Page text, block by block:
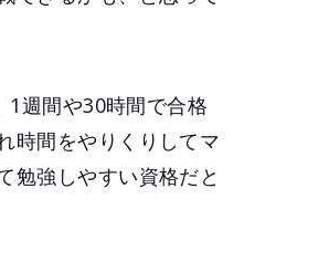
1週間や30時間で合格
時間をやりくりしてマ
勉強しやすい資格だと